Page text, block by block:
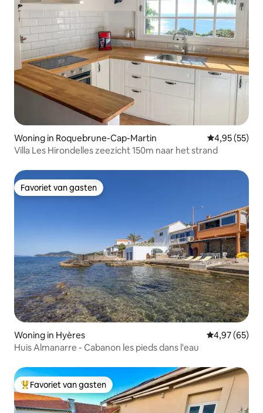
Woning in Roquebrune-Cap-Martin Gemiddelde
4,95 (55)
Villa Les Hirondelles zeezicht 150m naar het strand
Favoriet van gasten
Favoriet van gasten
Woning in Hyères Gemiddelde
4,97 (65)
Huis Almanarre - Cabanon les pieds dans l'eau
Topfavoriet van gasten
Favoriet van gasten